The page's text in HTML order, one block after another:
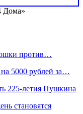
Дома»
против…
5000 рублей за…
225-летия Пушкина
становятся